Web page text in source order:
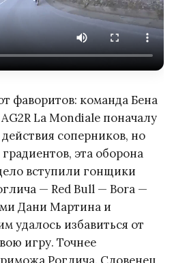
фаворитов: команда Бена
La Mondiale поначалу
соперников, но
эта оборона
вступили гонщики
— Red Bull — Bora —
Дани Мартина и
удалось избавиться от
игру. Точнее